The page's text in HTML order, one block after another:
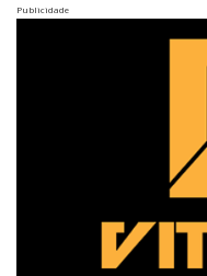
Publicidade